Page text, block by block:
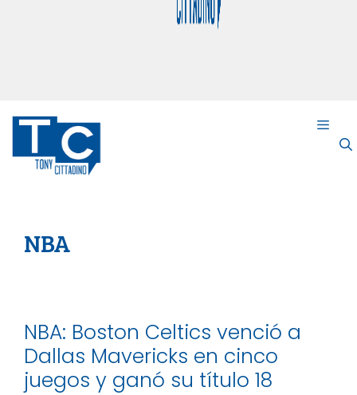
NBA
NBA: Boston Celtics venció a
Dallas Mavericks en cinco
juegos y ganó su título 18